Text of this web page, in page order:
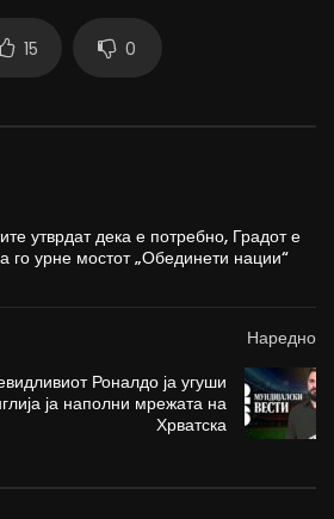
15 0
утврдат дека е потребно, Градот е
го урне мостот „Обединети нации“
Наредно
Роналдо ја угуши
ја наполни мрежата на
Хрватска